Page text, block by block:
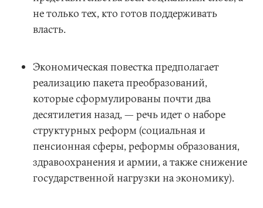
не только тех, кто готов поддерживать
власть.
Экономическая повестка предполагает
реализацию пакета преобразований,
которые сформулированы почти два
десятилетия назад, — речь идет о наборе
структурных реформ (социальная и
пенсионная сферы, реформы образования,
здравоохранения и армии, а также снижение
государственной нагрузки на экономику).